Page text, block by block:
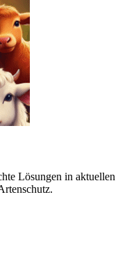
Lösungen in aktuellen